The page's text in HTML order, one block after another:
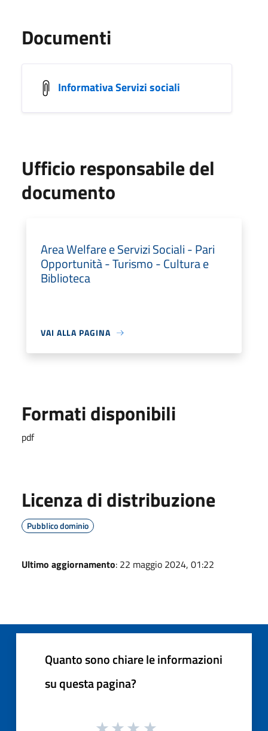
Documenti
Informativa Servizi sociali
Ufficio responsabile del
documento
Area Welfare e Servizi Sociali - Pari
Opportunità - Turismo - Cultura e
Biblioteca
VAI ALLA PAGINA
Formati disponibili
pdf
Licenza di distribuzione
Pubblico dominio
Ultimo aggiornamento: 22 maggio 2024, 01:22
Quanto sono chiare le informazioni
su questa pagina?